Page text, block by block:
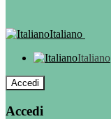
Italiano
Italiano
Accedi
Accedi